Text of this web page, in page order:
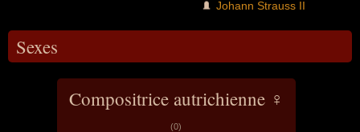
Johann Strauss II
Sexes
Compositrice autrichienne ♀
(0)